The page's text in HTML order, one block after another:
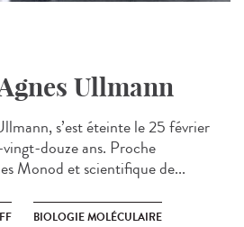
Ullmann
s’est éteinte le 25 février
douze ans. Proche
Monod et scientifique de...
BIOLOGIE MOLÉCULAIRE